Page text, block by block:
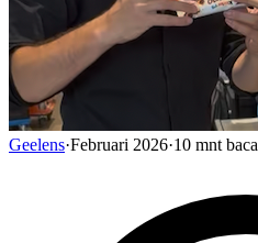
Geelens·Februari 2026·10 mnt baca